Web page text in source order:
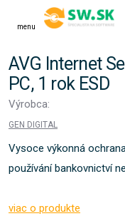
menu
AVG Internet
PC, 1 rok ESD
Výrobca:
GEN DIGITAL
Vysoce výkonná
používání bankovnictví
viac o produkte